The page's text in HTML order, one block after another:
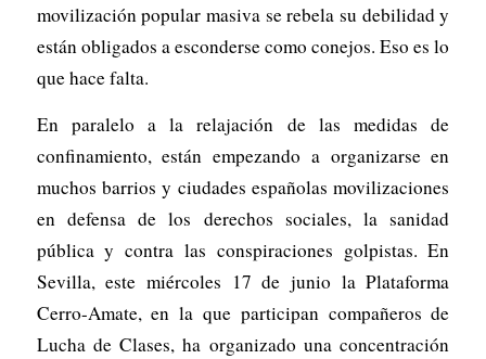
movilización popular masiva se rebela su debilidad y
están obligados a esconderse como conejos. Eso es lo
que hace falta.
En paralelo a la relajación de las medidas de
confinamiento, están empezando a organizarse en
muchos barrios y ciudades españolas movilizaciones
en defensa de los derechos sociales, la sanidad
pública y contra las conspiraciones golpistas. En
Sevilla, este miércoles 17 de junio la Plataforma
Cerro-Amate, en la que participan compañeros de
Lucha de Clases, ha organizado una concentración